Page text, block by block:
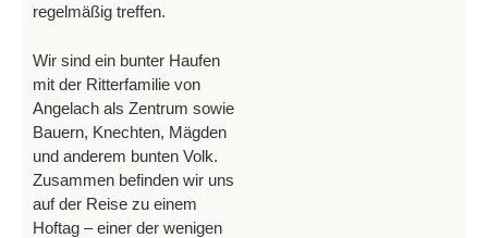
regelmäßig treffen.
Wir sind ein bunter Haufen
mit der Ritterfamilie von
Angelach als Zentrum sowie
Bauern, Knechten, Mägden
und anderem bunten Volk.
Zusammen befinden wir uns
auf der Reise zu einem
Hoftag – einer der wenigen